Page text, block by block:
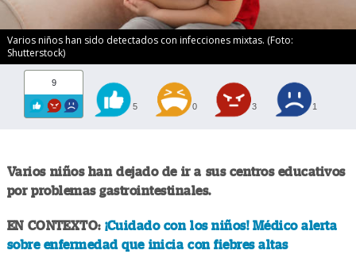
Varios niños han sido detectados con infecciones mixtas. (Foto:
Shutterstock)
9
5 0 3 1
Varios niños han dejado de ir a sus centros educativos
por problemas gastrointestinales.
EN CONTEXTO: ¡Cuidado con los niños! Médico alerta
sobre enfermedad que inicia con fiebres altas